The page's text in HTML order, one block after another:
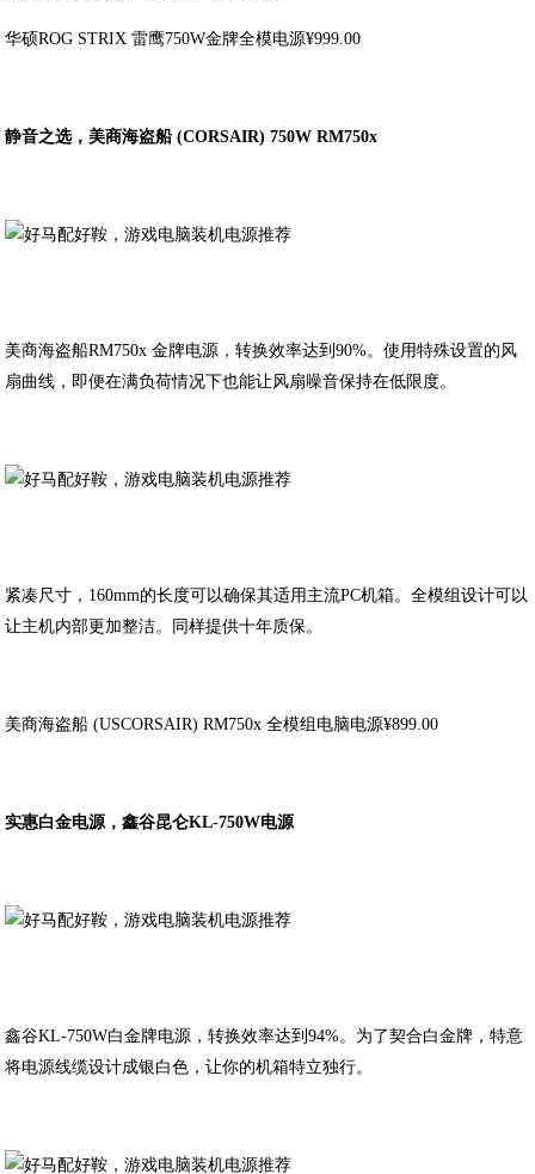
华硕ROG STRIX 雷鹰750W金牌全模电源¥999.00
静音之选，美商海盗船 (CORSAIR) 750W RM750x
美商海盗船RM750x 金牌电源，转换效率达到90%。使用特殊设置的风
扇曲线，即便在满负荷情况下也能让风扇噪音保持在低限度。
紧凑尺寸，160mm的长度可以确保其适用主流PC机箱。全模组设计可以
让主机内部更加整洁。同样提供十年质保。
美商海盗船 (USCORSAIR) RM750x 全模组电脑电源¥899.00
实惠白金电源，鑫谷昆仑KL-750W电源
鑫谷KL-750W白金牌电源，转换效率达到94%。为了契合白金牌，特意
将电源线缆设计成银白色，让你的机箱特立独行。